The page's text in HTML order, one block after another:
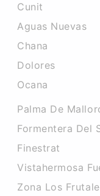
Cunit
Aguas Nuevas
Chana
Dolores
Ocana
Palma De
Formentera Del
Finestrat
Vistahermosa
Zona Los